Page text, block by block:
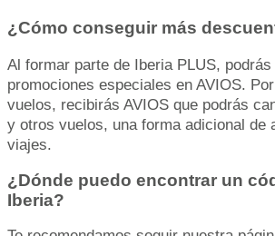
¿Cómo conseguir más
Al formar parte de Iberia PLUS,
promociones especiales en AVIOS.
vuelos, recibirás AVIOS que podrás
y otros vuelos, una forma adicional de
viajes.
¿Dónde puedo encontrar un
Iberia?